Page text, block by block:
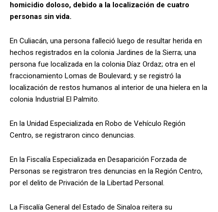
homicidio doloso, debido a la localización de cuatro
personas sin vida.
En Culiacán, una persona falleció luego de resultar herida en
hechos registrados en la colonia Jardines de la Sierra; una
persona fue localizada en la colonia Díaz Ordaz; otra en el
fraccionamiento Lomas de Boulevard; y se registró la
localización de restos humanos al interior de una hielera en la
colonia Industrial El Palmito.
En la Unidad Especializada en Robo de Vehículo Región
Centro, se registraron cinco denuncias.
En la Fiscalía Especializada en Desaparición Forzada de
Personas se registraron tres denuncias en la Región Centro,
por el delito de Privación de la Libertad Personal.
La Fiscalía General del Estado de Sinaloa reitera su